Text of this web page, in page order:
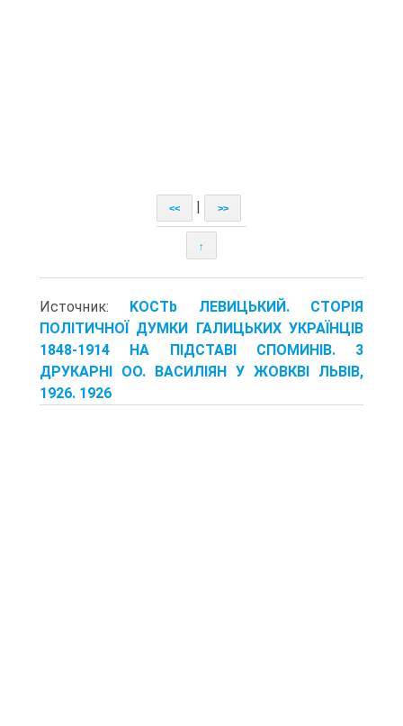
<< >>
↑
Источник: KOCTb ЛЕВИЦЬКИЙ. СТОРІЯ
ПОЛІТИЧНОЇ ДУМКИ ГАЛИЦЬКИХ УКРАЇНЦІВ
1848-1914 HA ПІДСТАВІ СПОМИНІВ. 3
ДРУКАРНІ OO. ВАСИЛІЯН У ЖОВКВІ ЛЬВІВ,
1926. 1926